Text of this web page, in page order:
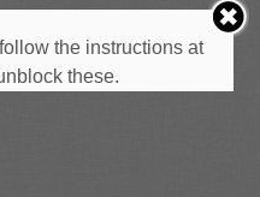
the instructions at
these.